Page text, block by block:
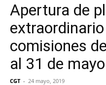
Apertura de
comisiones
al 31 de
CGT - 24 mayo, 2019